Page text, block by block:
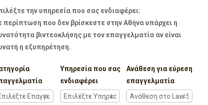
την υπηρεσία που σας ενδιαφέρει:
περίπτωση που δεν βρίσκεστε στην Αθήνα υπάρχει η
βιντεοκλήσης με τον επαγγελματία αν είναι
η εξυπηρέτηση.
Υπηρεσία που σας
ενδιαφέρει
Ανάθεση για εύρεση
επαγγελματία